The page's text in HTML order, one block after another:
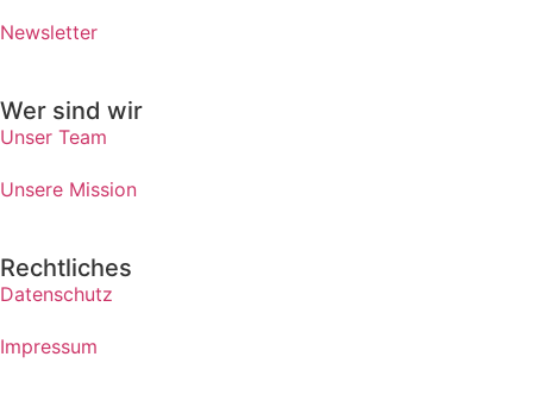
Newsletter
Wer sind wir
Unser Team
Unsere Mission
Rechtliches
Datenschutz
Impressum